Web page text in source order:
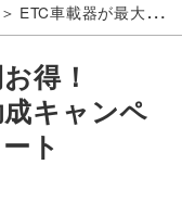
ETC車載器が最大1万円お得！NEXCO東日本「購入助成キャンペーン2026」7月8日スタート
得！
キャンペ
ト